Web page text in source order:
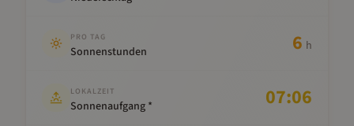
PRO TAG
Sonnenstunden 6 h
LOKALZEIT
Sonnenaufgang * 07:06